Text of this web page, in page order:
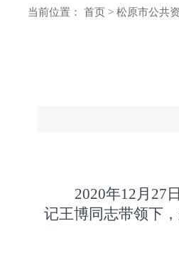
当前位置： 首页 > 松原市公共
2020年12月27
记王博同志带领下